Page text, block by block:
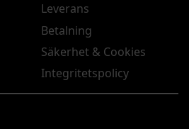
Leverans
Betalning
Säkerhet & Cookies
Integritetspolicy